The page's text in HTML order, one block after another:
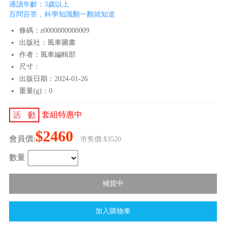
適讀年齡：3歲以上
百問百答，科學知識翻一翻就知道
條碼：z0000000000009
出版社：風車圖書
作者：風車編輯部
尺寸：
出版日期：2024-01-26
重量(g)：0
套組特惠中
會員價:$2460 市售價:$3520
數量